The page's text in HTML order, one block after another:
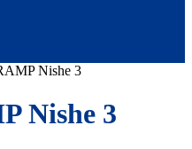
Nishe 3
Nishe 3